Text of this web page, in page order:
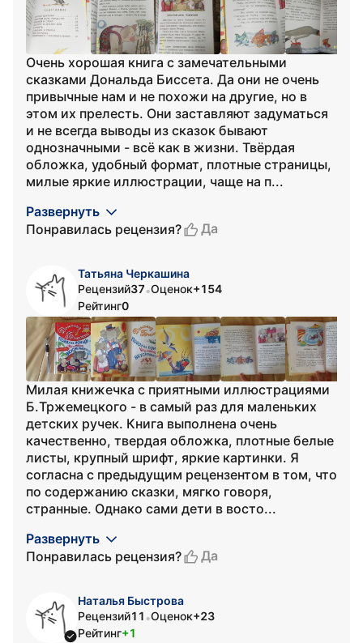
Очень хорошая книга с замечательными
сказками Дональда Биссета. Да они не очень
привычные нам и не похожи на другие, но в
этом их прелесть. Они заставляют задуматься
и не всегда выводы из сказок бывают
однозначными - всё как в жизни. Твёрдая
обложка, удобный формат, плотные страницы,
милые яркие иллюстрации, чаще на п...
Развернуть
Понравилась рецензия?
Да
Татьяна Черкашина
Рецензий37•Оценок+154
Рейтинг0
Милая книжечка с приятными иллюстрациями
Б.Тржемецкого - в самый раз для маленьких
детских ручек. Книга выполнена очень
качественно, твердая обложка, плотные белые
листы, крупный шрифт, яркие картинки. Я
согласна с предыдущим рецензентом в том, что
по содержанию сказки, мягко говоря,
странные. Однако сами дети в восто...
Развернуть
Понравилась рецензия?
Да
Наталья Быстрова
Рецензий11 •Оценок+23
Рейтинг+1